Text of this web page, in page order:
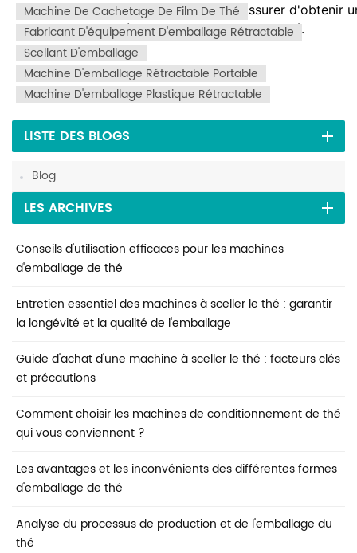
erreurs d'achat courantes pour vous assurer d'obtenir
contribue au succès de votre entreprise de thé.
Machine De Cachetage De Film De Thé
Fabricant D'équipement D'emballage Rétractable
Scellant D'emballage
Machine D'emballage Rétractable Portable
Machine D'emballage Plastique Rétractable
LISTE DES BLOGS
Blog
LES ARCHIVES
Conseils d'utilisation efficaces pour les machines
d'emballage de thé
Entretien essentiel des machines à sceller le thé : garantir
la longévité et la qualité de l'emballage
Guide d'achat d'une machine à sceller le thé : facteurs clés
et précautions
Comment choisir les machines de conditionnement de thé
qui vous conviennent ?
Les avantages et les inconvénients des différentes formes
d'emballage de thé
Analyse du processus de production et de l'emballage du
thé